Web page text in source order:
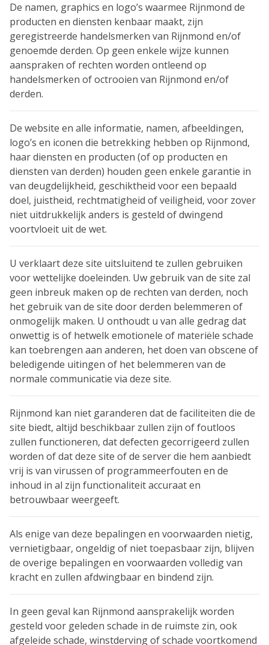
De namen, graphics en logo’s waarmee Rijnmond de
producten en diensten kenbaar maakt, zijn
geregistreerde handelsmerken van Rijnmond en/of
genoemde derden. Op geen enkele wijze kunnen
aanspraken of rechten worden ontleend op
handelsmerken of octrooien van Rijnmond en/of
derden.
De website en alle informatie, namen, afbeeldingen,
logo’s en iconen die betrekking hebben op Rijnmond,
haar diensten en producten (of op producten en
diensten van derden) houden geen enkele garantie in
van deugdelijkheid, geschiktheid voor een bepaald
doel, juistheid, rechtmatigheid of veiligheid, voor zover
niet uitdrukkelijk anders is gesteld of dwingend
voortvloeit uit de wet.
U verklaart deze site uitsluitend te zullen gebruiken
voor wettelijke doeleinden. Uw gebruik van de site zal
geen inbreuk maken op de rechten van derden, noch
het gebruik van de site door derden belemmeren of
onmogelijk maken. U onthoudt u van alle gedrag dat
onwettig is of hetwelk emotionele of materiële schade
kan toebrengen aan anderen, het doen van obscene of
beledigende uitingen of het belemmeren van de
normale communicatie via deze site.
Rijnmond kan niet garanderen dat de faciliteiten die de
site biedt, altijd beschikbaar zullen zijn of foutloos
zullen functioneren, dat defecten gecorrigeerd zullen
worden of dat deze site of de server die hem aanbiedt
vrij is van virussen of programmeerfouten en de
inhoud in al zijn functionaliteit accuraat en
betrouwbaar weergeeft.
Als enige van deze bepalingen en voorwaarden nietig,
vernietigbaar, ongeldig of niet toepasbaar zijn, blijven
de overige bepalingen en voorwaarden volledig van
kracht en zullen afdwingbaar en bindend zijn.
In geen geval kan Rijnmond aansprakelijk worden
gesteld voor geleden schade in de ruimste zin, ook
afgeleide schade, winstderving of schade voortkomend